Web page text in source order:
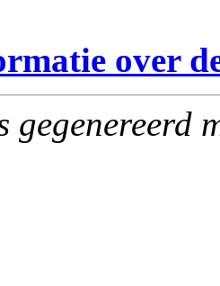
over
gegenereerd